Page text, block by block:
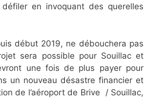
en invoquant des querelles
début 2019, ne débouchera pas
sera possible pour Souillac et
une fois de plus payer pour
un nouveau désastre financier et
de l’aéroport de Brive / Souillac,